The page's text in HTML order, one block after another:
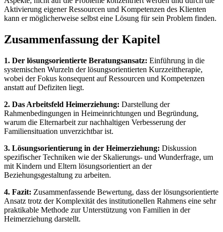
Aktivierung eigener Ressourcen und Kompetenzen des Klienten
kann er möglicherweise selbst eine Lösung für sein Problem finden.
Zusammenfassung der Kapitel
1. Der lösungsorientierte Beratungsansatz: Einführung in die
systemischen Wurzeln der lösungsorientierten Kurzzeittherapie,
wobei der Fokus konsequent auf Ressourcen und Kompetenzen
anstatt auf Defiziten liegt.
2. Das Arbeitsfeld Heimerziehung: Darstellung der
Rahmenbedingungen in Heimeinrichtungen und Begründung,
warum die Elternarbeit zur nachhaltigen Verbesserung der
Familiensituation unverzichtbar ist.
3. Lösungsorientierung in der Heimerziehung: Diskussion
spezifischer Techniken wie der Skalierungs- und Wunderfrage, um
mit Kindern und Eltern lösungsorientiert an der
Beziehungsgestaltung zu arbeiten.
4. Fazit: Zusammenfassende Bewertung, dass der lösungsorientierte
Ansatz trotz der Komplexität des institutionellen Rahmens eine sehr
praktikable Methode zur Unterstützung von Familien in der
Heimerziehung darstellt.